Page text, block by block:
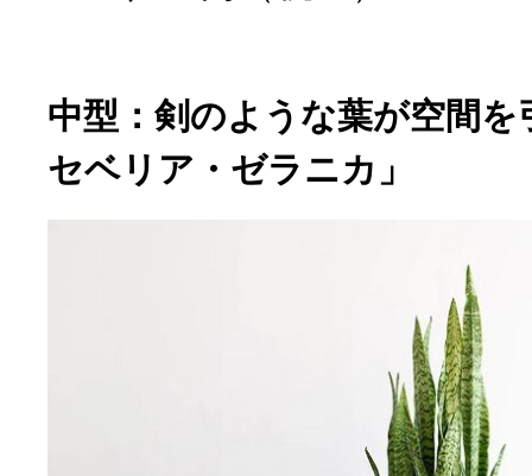
中型：剣のような葉が空間
セベリア・ゼラニカ」